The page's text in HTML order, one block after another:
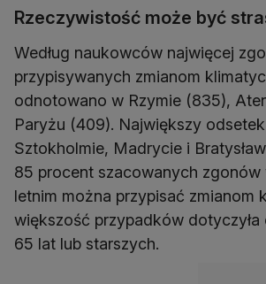
Rzeczywistość może być
Według naukowców najwięcej
przypisywanych zmianom
odnotowano w Rzymie (835),
Paryżu (409). Największy
Sztokholmie, Madrycie i
85 procent szacowanych zgonów
letnim można przypisać zmianom
większość przypadków dotyczyła
65 lat lub starszych.